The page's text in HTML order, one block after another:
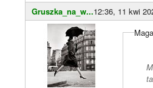
Gruszka_na_w...12:36, 11 kwi